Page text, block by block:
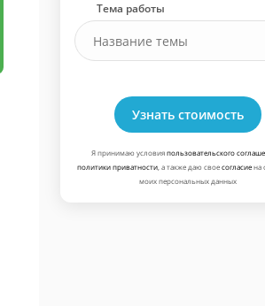
Тема работы
Узнать стоимость
Я принимаю условияпользовательского
политики приватности, а также даю своесогласиена
моих персональных данных